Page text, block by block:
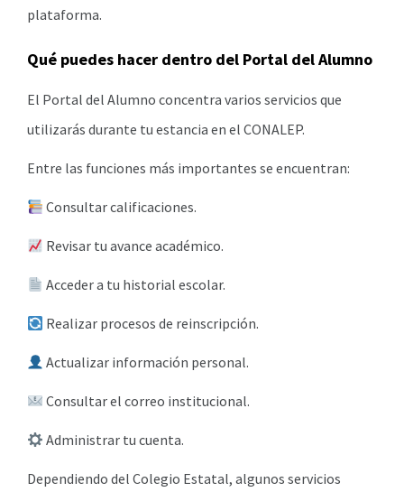
plataforma.
Qué puedes hacer dentro del Portal del Alumno
El Portal del Alumno concentra varios servicios que
utilizarás durante tu estancia en el CONALEP.
Entre las funciones más importantes se encuentran:
Consultar calificaciones.
Revisar tu avance académico.
Acceder a tu historial escolar.
Realizar procesos de reinscripción.
Actualizar información personal.
Consultar el correo institucional.
Administrar tu cuenta.
Dependiendo del Colegio Estatal, algunos servicios